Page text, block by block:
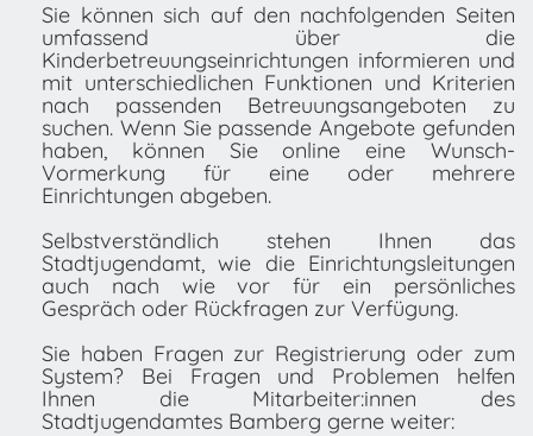
Sie können sich auf den nachfolgenden Seiten
umfassend über die
Kinderbetreuungseinrichtungen informieren und
mit unterschiedlichen Funktionen und Kriterien
nach passenden Betreuungsangeboten zu
suchen. Wenn Sie passende Angebote gefunden
haben, können Sie online eine Wunsch-
Vormerkung für eine oder mehrere
Einrichtungen abgeben.
Selbstverständlich stehen Ihnen das
Stadtjugendamt, wie die Einrichtungsleitungen
auch nach wie vor für ein persönliches
Gespräch oder Rückfragen zur Verfügung.
Sie haben Fragen zur Registrierung oder zum
System? Bei Fragen und Problemen helfen
Ihnen die Mitarbeiter:innen des
Stadtjugendamtes Bamberg gerne weiter: